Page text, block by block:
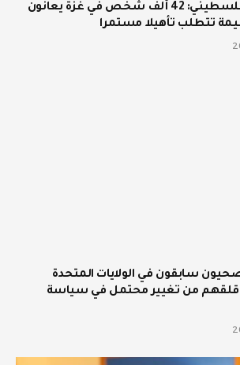
الإحصاء الفلسطيني: 42 ألف شخص في غزة يعانون
تتطلب تأهيلا مستمرا
سابقون في الولايات المتحدة
قلقهم من تغيير محتمل في سياسة